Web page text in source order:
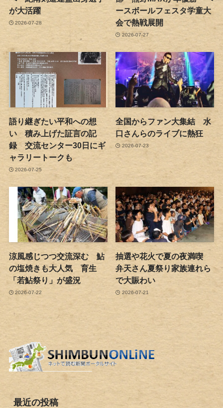
が大活躍
2026-07-28
ースボールフェスタ学童大
会で熱戦展開
2026-07-27
語り継ぎたい平和への想
い 積み上げた証言の記
録 交流センター30日にギ
ャラリートークも
2026-07-25
全国からファン大集結 水
口さんらのライブに熱狂
2026-07-23
涼風感じつつ交流深む 鮎
の塩焼きも大人気 育生
「若鮎祭り」が盛況
2026-07-22
抽選や花火で夏の夜満喫
弁天さん夏祭り家族連れら
で大賑わい
2026-07-21
最近の投稿